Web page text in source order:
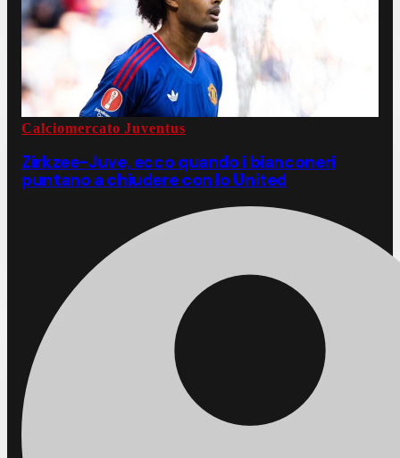
Calciomercato Juventus
Zirkzee-Juve, ecco quando i bianconeri
puntano a chiudere con lo United